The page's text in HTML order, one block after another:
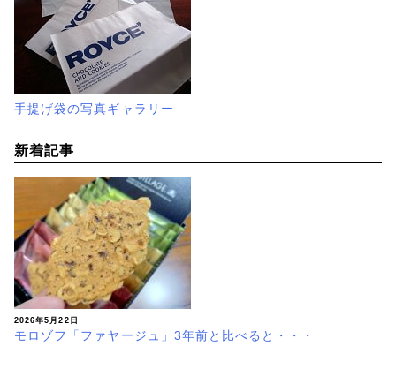
手提げ袋の写真ギャラリー
新着記事
2026年5月22日
モロゾフ「ファヤージュ」3年前と比べると・・・